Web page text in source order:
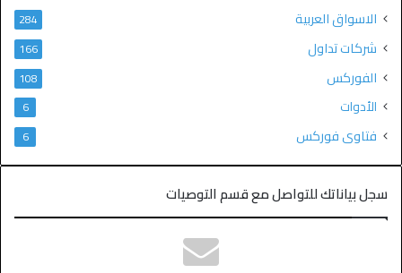
الاسواق العربية
284
شركات تداول 166
الفوركس 108
الأدوات 6
فتاوى فوركس 6
سجل بياناتك للتواصل مع قسم التوصيات